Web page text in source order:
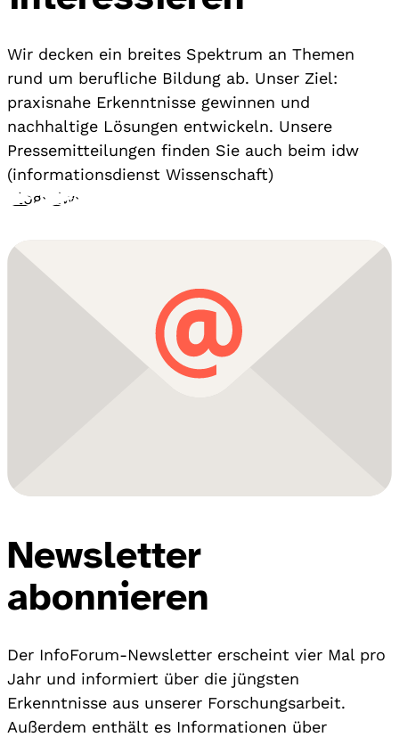
Wir decken ein breites Spektrum an Themen
rund um berufliche Bildung ab. Unser Ziel:
praxisnahe Erkenntnisse gewinnen und
nachhaltige Lösungen entwickeln. Unsere
Pressemitteilungen finden Sie auch beim idw
(informationsdienst Wissenschaft)
Blog› idw›
Newsletter
abonnieren
Der InfoForum-Newsletter erscheint vier Mal pro
Jahr und informiert über die jüngsten
Erkenntnisse aus unserer Forschungsarbeit.
Außerdem enthält es Informationen über